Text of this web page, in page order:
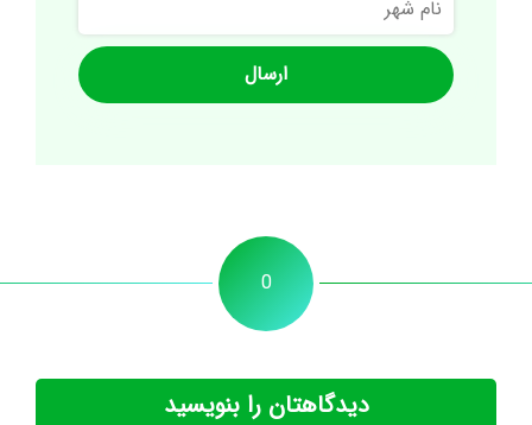
شهر
0
دیدگاهتان را بنویسید